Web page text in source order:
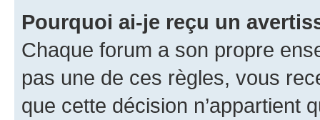
Pourquoi ai-je reçu un
Chaque forum a son propre
pas une de ces règles, vous
que cette décision n’appartient